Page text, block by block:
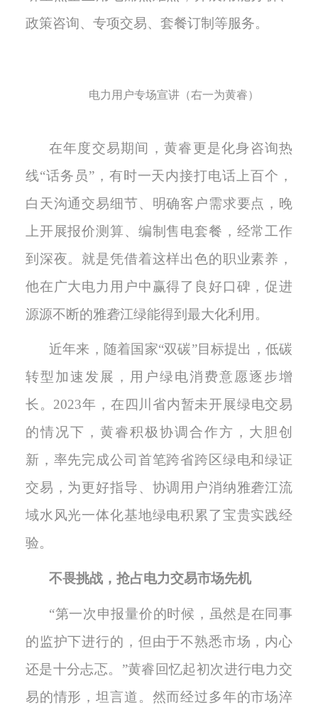
政策咨询、专项交易、套餐订制等服务。
电力用户专场宣讲（右一为黄睿）
在年度交易期间，黄睿更是化身咨询热
线“话务员”，有时一天内接打电话上百个，
白天沟通交易细节、明确客户需求要点，晚
上开展报价测算、编制售电套餐，经常工作
到深夜。就是凭借着这样出色的职业素养，
他在广大电力用户中赢得了良好口碑，促进
源源不断的雅砻江绿能得到最大化利用。
近年来，随着国家“双碳”目标提出，低碳
转型加速发展，用户绿电消费意愿逐步增
长。2023年，在四川省内暂未开展绿电交易
的情况下，黄睿积极协调合作方，大胆创
新，率先完成公司首笔跨省跨区绿电和绿证
交易，为更好指导、协调用户消纳雅砻江流
域水风光一体化基地绿电积累了宝贵实践经
验。
不畏挑战， 抢占电力交易市场先机
“第一次申报量价的时候，虽然是在同事
的监护下进行的，但由于不熟悉市场，内心
还是十分忐忑。”黄睿回忆起初次进行电力交
易的情形，坦言道。然而经过多年的市场淬